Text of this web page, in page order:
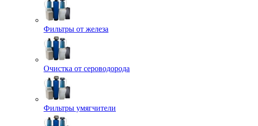
Фильтры от железа
Очистка от сероводорода
Фильтры умягчители